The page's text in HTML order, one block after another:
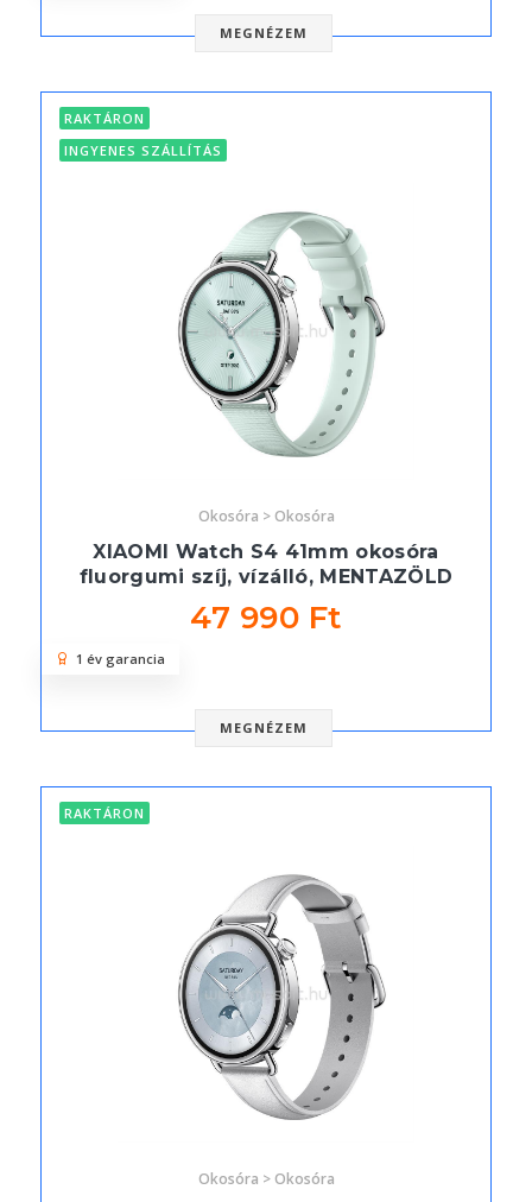
MEGNÉZEM
RAKTÁRON
INGYENES SZÁLLÍTÁS
Okosóra > Okosóra
XIAOMI Watch S4 41mm okosóra
fluorgumi szíj, vízálló, MENTAZÖLD
47 990 Ft
MEGNÉZEM
1 év garancia
RAKTÁRON
Okosóra > Okosóra